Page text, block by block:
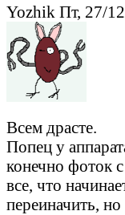
Yozhik Пт, 27/
Всем драсте.
Попец у
конечно фоток
все, что
переиначить,